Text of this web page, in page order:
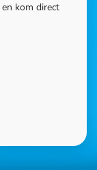
en kom direct